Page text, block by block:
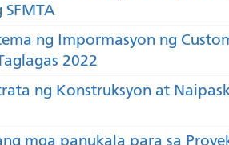
ng Impormasyon ng
2022
ng Konstruksyon at
mga panukala para sa